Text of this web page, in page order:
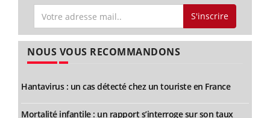
S'inscrire
NOUS VOUS RECOMMANDONS
Hantavirus : un cas détecté chez un touriste en France
Mortalité infantile : un rapport s’interroge sur son taux